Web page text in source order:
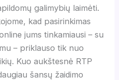
galimybių laimėti.
kad pasirinkimas
jums tinkamiausi – su
– priklauso tik nuo
Kuo aukštesnė RTP
šansų žaidimo